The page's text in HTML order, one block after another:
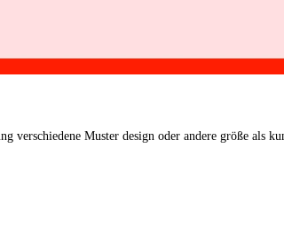
verschiedene Muster design oder andere größe als